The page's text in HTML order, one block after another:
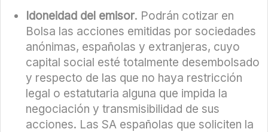
Idoneidad del emisor. Podrán cotizar en
Bolsa las acciones emitidas por sociedades
anónimas, españolas y extranjeras, cuyo
capital social esté totalmente desembolsado
y respecto de las que no haya restricción
legal o estatutaria alguna que impida la
negociación y transmisibilidad de sus
acciones. Las SA españolas que soliciten la